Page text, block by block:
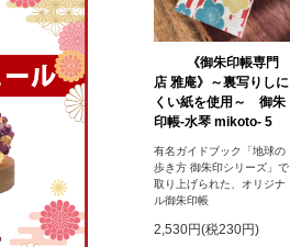
《御朱印帳専門
店 雅庵》～裏写りしに
くい紙を使用～ 御朱
印帳-水琴 mikoto- 5
有名ガイドブック「地球の
歩き方 御朱印シリーズ」で
取り上げられた、オリジナ
ル御朱印帳
2,530円(税230円)